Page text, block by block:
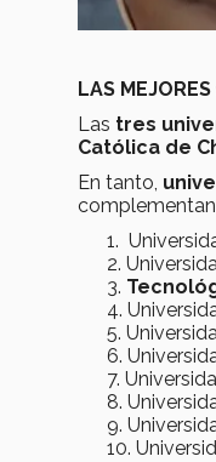
LAS
Las tres
Católica de
En tanto,